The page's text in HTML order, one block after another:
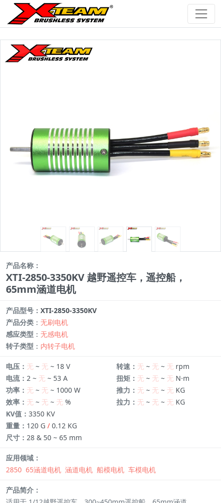
产品名称：
XTI-2850-3350KV 越野遥控车，遥控船，
65mm涵道电机
产品型号： XTI-2850-3350KV
产品分类 ： 无刷电机
感应类型 ： 无感电机
转子类型 ： 内转子电机
电压： 无 ~ 无 ~ 18 V
电流： 2 ~ 无 ~ 53 A
功率： 无 ~ 无 ~ 1000 W
效率： 无 ~ 无 ~ 无 %
转速： 无 ~ 无 ~ 无 rpm
扭矩： 无 ~ 无 ~ 无 N·m
推力： 无 ~ 无 ~ 无 KG
拉力： 无 ~ 无 ~ 无 KG
KV值： 3350 KV
重量： 120 G / 0.12 KG
尺寸： 28 & 50 ~ 65 mm
应用领域：
2850 65涵道电机 涵道电机 船模电机 车模电机
产品简介：